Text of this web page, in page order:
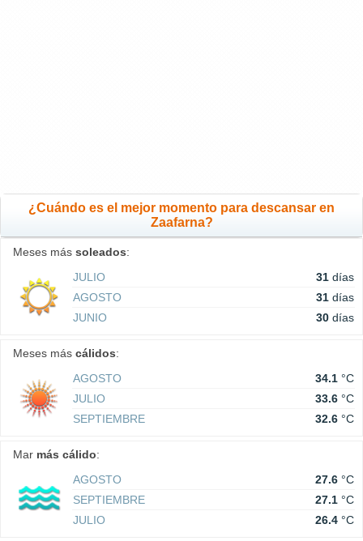
¿Cuándo es el mejor momento para descansar en
Zaafarna?
Meses más soleados:
JULIO
31 días
AGOSTO
31 días
JUNIO
30 días
Meses más cálidos:
AGOSTO
34.1 °C
JULIO
33.6 °C
SEPTIEMBRE
32.6 °C
Mar más cálido:
AGOSTO
27.6 °C
SEPTIEMBRE
27.1 °C
JULIO
26.4 °C